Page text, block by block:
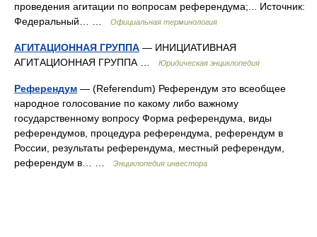
проведения агитации по вопросам референдума;... Источник:
Федеральный… …
Официальная терминология
АГИТАЦИОННАЯ ГРУППА — ИНИЦИАТИВНАЯ
АГИТАЦИОННАЯ ГРУППА …
Юридическая энциклопедия
Референдум — (Referendum) Референдум это всеобщее
народное голосование по какому либо важному
государственному вопросу Форма референдума, виды
референдумов, процедура референдума, референдум в
России, результаты референдума, местный референдум,
референдум в… …
Энциклопедия инвестора